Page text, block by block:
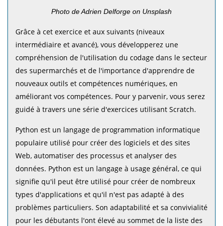
Photo de Adrien Delforge on Unsplash
Grâce à cet exercice et aux suivants (niveaux
intermédiaire et avancé), vous développerez une
compréhension de l'utilisation du codage dans le secteur
des supermarchés et de l'importance d'apprendre de
nouveaux outils et compétences numériques, en
améliorant vos compétences. Pour y parvenir, vous serez
guidé à travers une série d'exercices utilisant Scratch.
Python est un langage de programmation informatique
populaire utilisé pour créer des logiciels et des sites
Web, automatiser des processus et analyser des
données. Python est un langage à usage général, ce qui
signifie qu'il peut être utilisé pour créer de nombreux
types d'applications et qu'il n'est pas adapté à des
problèmes particuliers. Son adaptabilité et sa convivialité
pour les débutants l'ont élevé au sommet de la liste des